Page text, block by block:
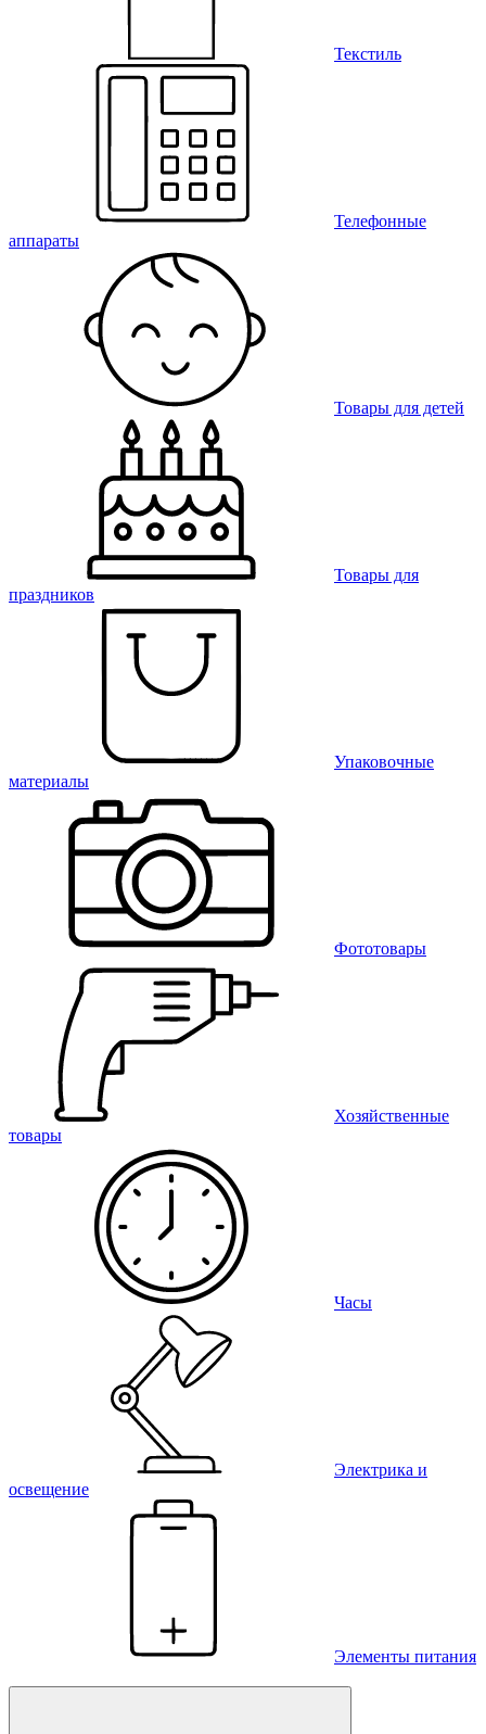
Текстиль
Телефонные
аппараты
Товары для детей
Товары для
праздников
Упаковочные
материалы
Фототовары
Хозяйственные
товары
Часы
Электрика и
освещение
Элементы питания